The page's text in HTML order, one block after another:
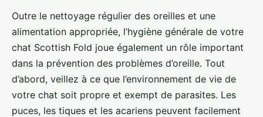
Outre le nettoyage régulier des oreilles et une
alimentation appropriée, l’hygiène générale de votre
chat Scottish Fold joue également un rôle important
dans la prévention des problèmes d’oreille. Tout
d’abord, veillez à ce que l’environnement de vie de
votre chat soit propre et exempt de parasites. Les
puces, les tiques et les acariens peuvent facilement